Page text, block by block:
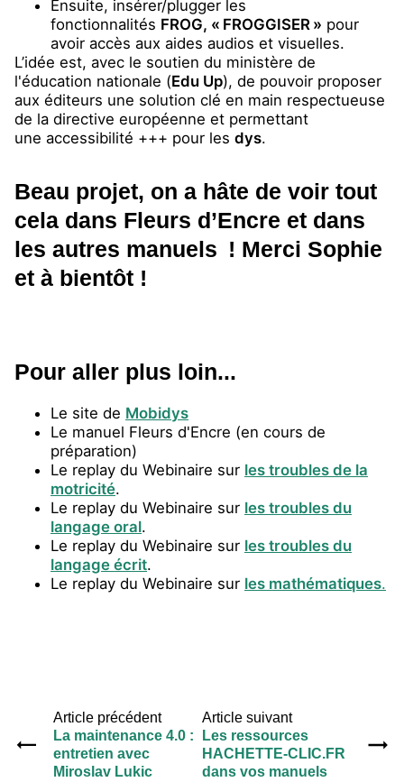
Ensuite, insérer/plugger les
fonctionnalités FROG, « FROGGISER » pour
avoir accès aux aides audios et visuelles.
L’idée est, avec le soutien du ministère de
l'éducation nationale (Edu Up), de pouvoir proposer
aux éditeurs une solution clé en main respectueuse
de la directive européenne et permettant
une accessibilité +++ pour les dys.
Beau projet, on a hâte de voir tout
cela dans Fleurs d’Encre et dans
les autres manuels ! Merci Sophie
et à bientôt !
Pour aller plus loin...
Le site de Mobidys
Le manuel Fleurs d'Encre (en cours de
préparation)
Le replay du Webinaire sur les troubles de la
motricité.
Le replay du Webinaire sur les troubles du
langage oral.
Le replay du Webinaire sur les troubles du
langage écrit.
Le replay du Webinaire sur les mathématiques.
Article précédent
La maintenance 4.0 :
entretien avec
Miroslav Lukic
Article suivant
Les ressources
HACHETTE-CLIC.FR
dans vos manuels